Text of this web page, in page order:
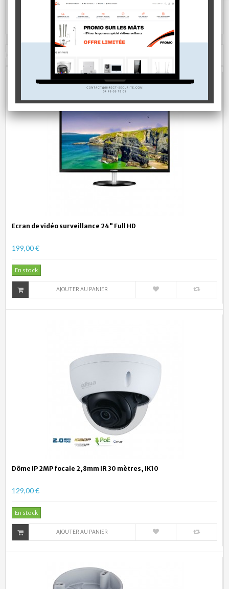
ACCESSOIRES
Ecran de vidéo surveillance 24" Full HD
199,00 €
En stock
AJOUTER AU PANIER
Dôme IP 2MP focale 2,8mm IR 30 mètres, IK10
129,00 €
En stock
AJOUTER AU PANIER